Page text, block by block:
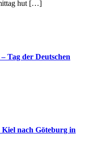
hut […]
Tag der Deutschen
nach Göteburg in